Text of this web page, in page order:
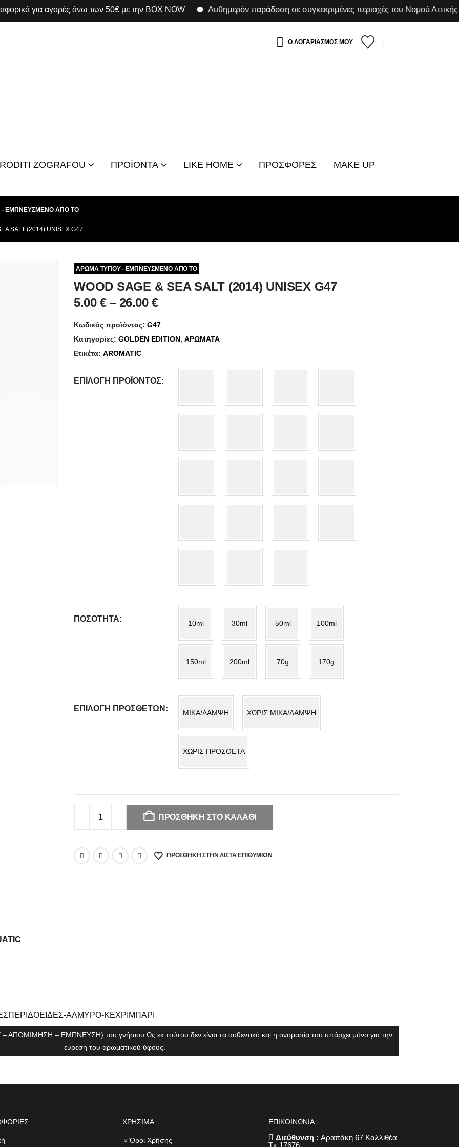
για αγορές άνω των 50€ με την BOX NOW Αυθημερόν παράδοση σε συγκεκριμένες περιοχές του Νομού Αττικής
Ο ΛΟΓΑΡΙΑΣΜΟΣ ΜΟΥ
ZOGRAFOU ΠΡΟΪΟΝΤΑ LIKE HOME ΠΡΟΣΦΟΡΕΣ
MAKE UP
ΕΜΠΝΕΥΣΜΕΝΟ ΑΠΟ ΤΟ
SALT (2014) UNISEX G47
ΑΡΩΜΑ ΤΥΠΟΥ - ΕΜΠΝΕΥΣΜΕΝΟ ΑΠΟ ΤΟ
WOOD SAGE & SEA SALT (2014) UNISEX G47
5.00 € – 26.00 €Price
5.00 €
through
Κωδικός προϊόντος: G47
Κατηγορίες: GOLDEN EDITION , ΑΡΩΜΑΤΑ
Ετικέτα: AROMATIC
ΕΠΙΛΟΓΉ ΠΡΟΪΌΝΤΟΣ
ΠΟΣΌΤΗΤΑ 10ml 30ml 50ml 100ml
150ml 200ml 70g 170g
ΕΠΙΛΟΓΉ ΠΡΌΣΘΕΤΩΝ MIKA/ΛΑΜΨΗ ΧΩΡΙΣ MIKA/ΛΑΜΨΗ
ΧΩΡΙΣ ΠΡΟΣΘΕΤΑ
selection
has
been
reset.
Please
select
options
ΠΡΟΣΘΉΚΗ ΣΤΟ ΚΑΛΆΘΙ
ΠΡΌΣΘΉΚΗ ΣΤΗΝ ΛΊΣΤΑ ΕΠΙΘΥΜΙΏΝ
ΑΛΜΥΡΟ-ΚΕΧΡΙΜΠΑΡΙ
ΑΠΟΜΙΜΗΣΗ – ΕΜΠΝΕΥΣΗ) του γνήσιου.Ως εκ τούτου δεν είναι τα αυθεντικό και η ονομασία του υπάρχει μόνο για την
εύρεση του αρωματικού ύφους.
ΧΡΗΣΙΜΑ
Όροι Χρήσης
ΕΠΙΚΟΙΝΩΝΙΑ
Διεύθυνση : Αραπάκη 67 Καλλιθέα
Τκ.17676